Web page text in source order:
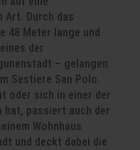
Art. Durch das
48 Meter lange und
der
– gelangen
Sestiere San Polo.
oder sich in einer der
passiert auch der
Wohnhaus
und deckt dabei die